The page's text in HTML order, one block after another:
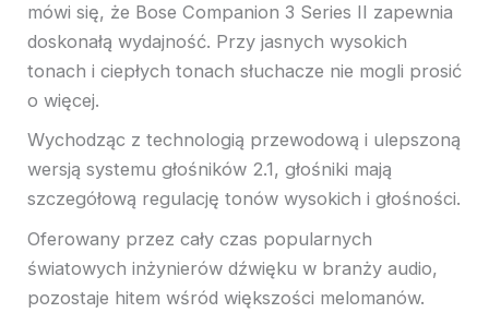
mówi się, że Bose Companion 3 Series II zapewnia
doskonałą wydajność. Przy jasnych wysokich
tonach i ciepłych tonach słuchacze nie mogli prosić
o więcej.
Wychodząc z technologią przewodową i ulepszoną
wersją systemu głośników 2.1, głośniki mają
szczegółową regulację tonów wysokich i głośności.
Oferowany przez cały czas popularnych
światowych inżynierów dźwięku w branży audio,
pozostaje hitem wśród większości melomanów.